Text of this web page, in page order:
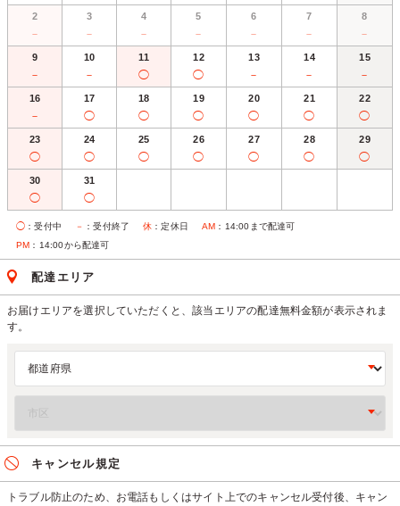
2
－
3
－
4
－
5
－
6
－
7
－
8
－
9
－
10
－
11
◯
12
◯
13
－
14
－
15
－
16
－
17
◯
18
◯
19
◯
20
◯
21
◯
22
◯
23
◯
24
◯
25
◯
26
◯
27
◯
28
◯
29
◯
30
◯
31
◯
◯ ：受付中 － ：受付終了 休 ：定休日 AM ：14:00まで配達可
PM ：14:00から配達可
配達エリア
お届けエリアを選択していただくと、該当エリアの配達無料金額が表示されま
す。
キャンセル規定
トラブル防止のため、お電話もしくはサイト上でのキャンセル受付後、キャン